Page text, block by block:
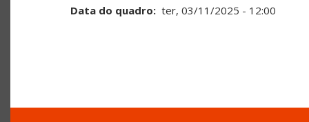
Data do quadro
ter, 03/11/2025 - 12:00